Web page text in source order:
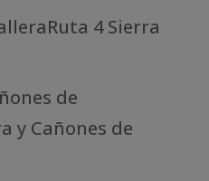
4 Sierra
de
y Cañones de